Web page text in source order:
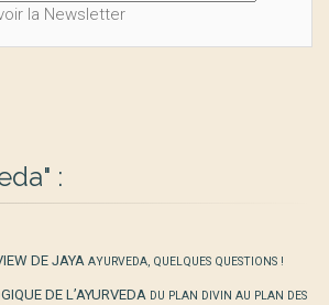
la Newsletter
:
DE JAYA AYURVEDA, QUELQUES QUESTIONS !
DE L’AYURVEDA DU PLAN DIVIN AU PLAN DES